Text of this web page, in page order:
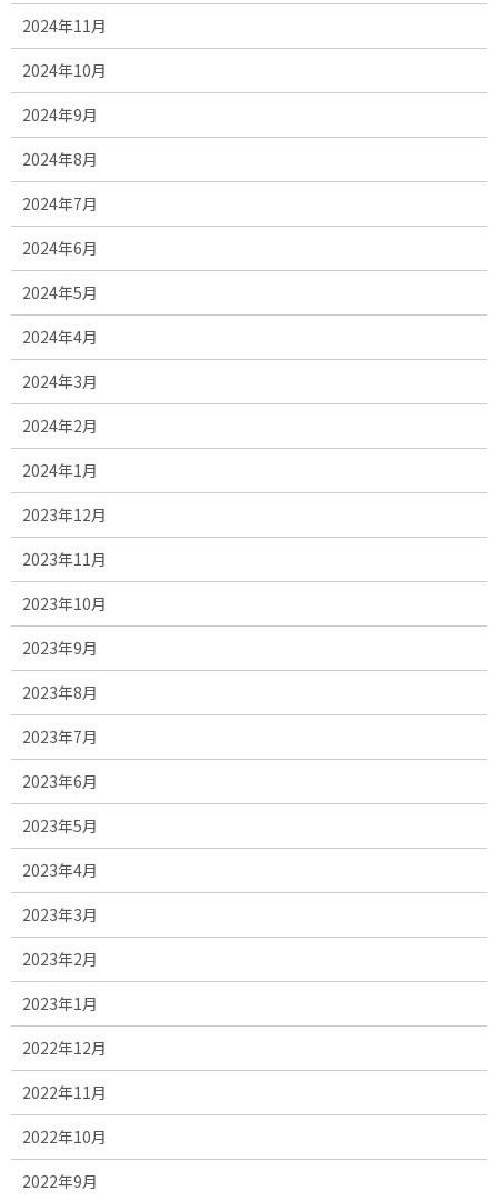
2024年11月
2024年10月
2024年9月
2024年8月
2024年7月
2024年6月
2024年5月
2024年4月
2024年3月
2024年2月
2024年1月
2023年12月
2023年11月
2023年10月
2023年9月
2023年8月
2023年7月
2023年6月
2023年5月
2023年4月
2023年3月
2023年2月
2023年1月
2022年12月
2022年11月
2022年10月
2022年9月